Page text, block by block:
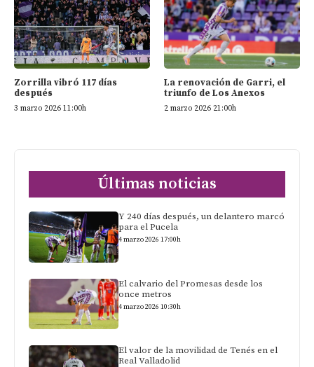
Zorrilla vibró 117 días
después
3 marzo 2026 11:00h
La renovación de Garri, el
triunfo de Los Anexos
2 marzo 2026 21:00h
Últimas noticias
Y 240 días después, un delantero marcó
para el Pucela
4 marzo 2026 17:00h
El calvario del Promesas desde los
once metros
4 marzo 2026 10:30h
El valor de la movilidad de Tenés en el
Real Valladolid